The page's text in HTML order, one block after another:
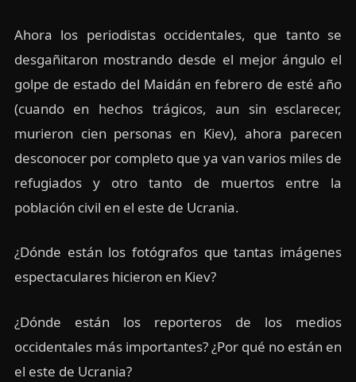
Ahora los periodistas occidentales, que tanto se
desgañitaron mostrando desde el mejor ángulo el
golpe de estado del Maidán en febrero de esté año
(cuando en hechos trágicos, aun sin esclarecer,
murieron cien personas en Kiev), ahora parecen
desconocer por completo que ya van varios miles de
refugiados y otro tanto de muertos entre la
población civil en el este de Ucrania.
¿Dónde están los fotógrafos que tantas imágenes
espectaculares hicieron en Kiev?
¿Dónde están los reporteros de los medios
occidentales más importantes? ¿Por qué no están en
el este de Ucrania?